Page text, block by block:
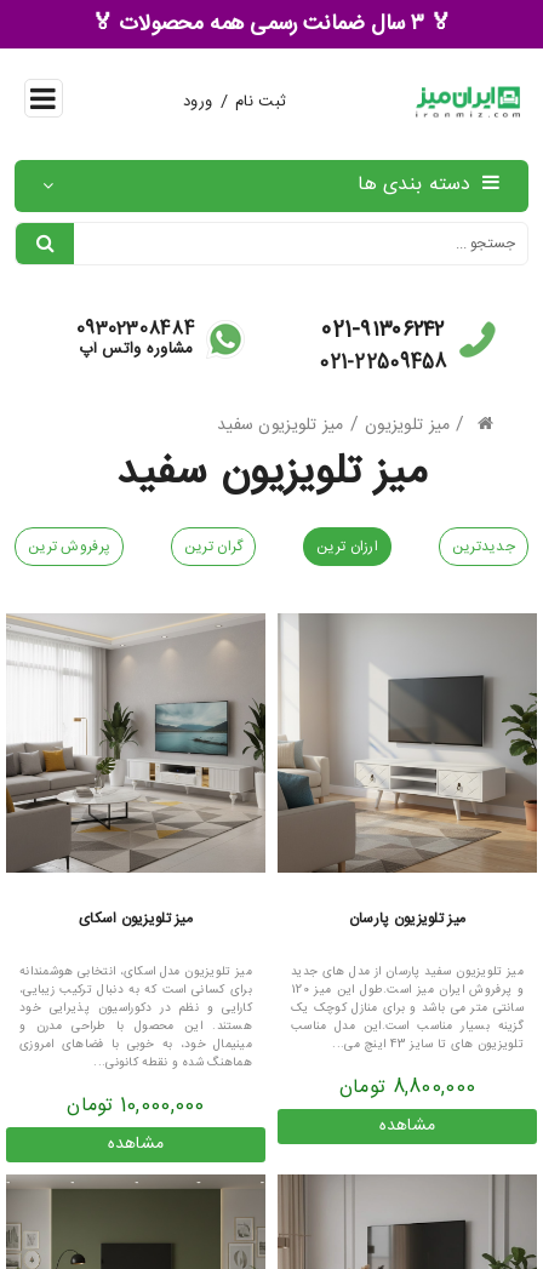
🏅 ۳ سال ضمانت رسمی همه محصولات 🏅
ثبت نام / ورود
دسته بندی ها
021-۹۱۳۰۶۲۴۲
021-22509458
09302308484
مشاوره واتس آپ
/ میز تلویزیون / میز تلویزیون سفید
میز تلویزیون سفید
جدیدترین ارزان ترین گران ترین پرفروش ترین
میز تلویزیون پارسان
میز تلویزیون سفید پارسان از مدل های جدید
و پرفروش ایران میز است.طول این میز 120
سانتی متر می باشد و برای منازل کوچک یک
گزینه بسیار مناسب است.این مدل مناسب
تلویزیون های تا سایز 43 اینچ می...
8,800,000 تومان
مشاهده
میز تلویزیون اسکای
میز تلویزیون مدل اسکای، انتخابی هوشمندانه
برای کسانی است که به دنبال ترکیب زیبایی،
کارایی و نظم در دکوراسیون پذیرایی خود
هستند. این محصول با طراحی مدرن و
مینیمال خود، به خوبی با فضاهای امروزی
هماهنگ شده و نقطه کانونی...
10,000,000 تومان
مشاهده